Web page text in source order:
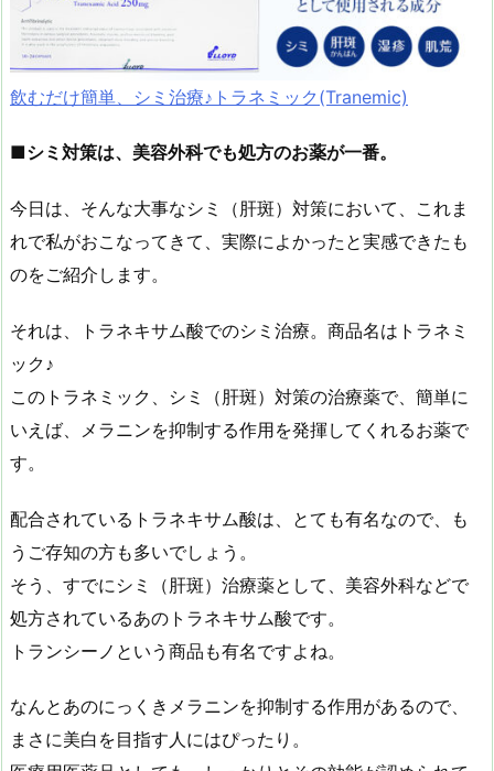
飲むだけ簡単、シミ治療♪トラネミック(Tranemic)
■シミ対策は、美容外科でも処方のお薬が一番。
今日は、そんな大事なシミ（肝斑）対策において、これま
れで私がおこなってきて、実際によかったと実感できたも
のをご紹介します。
それは、トラネキサム酸でのシミ治療。商品名はトラネミ
ック♪
このトラネミック、シミ（肝斑）対策の治療薬で、簡単に
いえば、メラニンを抑制する作用を発揮してくれるお薬で
す。
配合されているトラネキサム酸は、とても有名なので、も
うご存知の方も多いでしょう。
そう、すでにシミ（肝斑）治療薬として、美容外科などで
処方されているあのトラネキサム酸です。
トランシーノという商品も有名ですよね。
なんとあのにっくきメラニンを抑制する作用があるので、
まさに美白を目指す人にはぴったり。